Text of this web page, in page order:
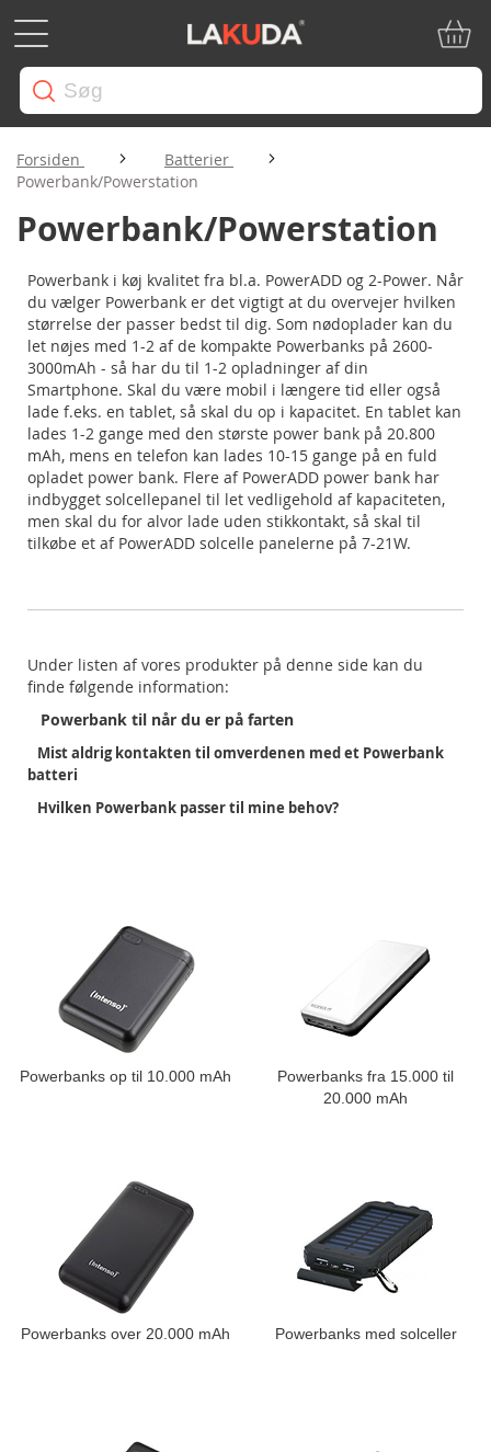
Forsiden
Batterier
Powerbank/Powerstation
Powerbank/Powerstation
Powerbank i køj kvalitet fra bl.a. PowerADD og 2-Power. Når
du vælger Powerbank er det vigtigt at du overvejer hvilken
størrelse der passer bedst til dig. Som nødoplader kan du
let nøjes med 1-2 af de kompakte Powerbanks på 2600-
3000mAh - så har du til 1-2 opladninger af din
Smartphone. Skal du være mobil i længere tid eller også
lade f.eks. en tablet, så skal du op i kapacitet. En tablet kan
lades 1-2 gange med den største power bank på 20.800
mAh, mens en telefon kan lades 10-15 gange på en fuld
opladet power bank. Flere af PowerADD power bank har
indbygget solcellepanel til let vedligehold af kapaciteten,
men skal du for alvor lade uden stikkontakt, så skal til
tilkøbe et af PowerADD solcelle panelerne på 7-21W.
Under listen af vores produkter på denne side kan du
finde følgende information:
Powerbank til når du er på farten
Mist aldrig kontakten til omverdenen med et Powerbank
batteri
Hvilken Powerbank passer til mine behov?
Powerbanks op til 10.000 mAh
Powerbanks fra 15.000 til
20.000 mAh
Powerbanks over 20.000 mAh Powerbanks med solceller